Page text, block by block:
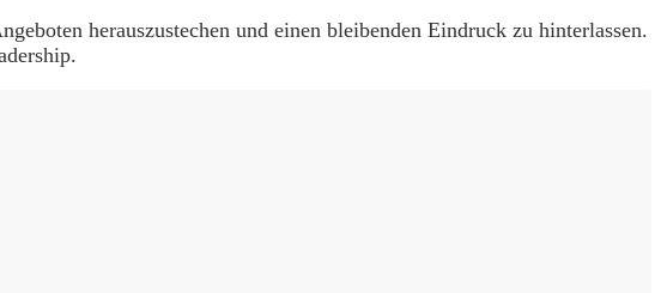
herauszustechen und einen bleibenden Eindruck zu hinterlassen.